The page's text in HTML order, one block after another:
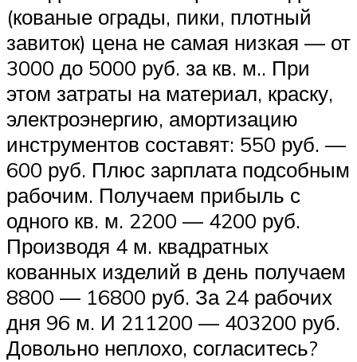
(кованые ограды, пики, плотный
завиток) цена не самая низкая — от
3000 до 5000 руб. за кв. м.. При
этом затраты на материал, краску,
электроэнергию, амортизацию
инструментов составят: 550 руб. —
600 руб. Плюс зарплата подсобным
рабочим. Получаем прибыль с
одного кв. м. 2200 — 4200 руб.
Производя 4 м. квадратных
кованных изделий в день получаем
8800 — 16800 руб. За 24 рабочих
дня 96 м. И 211200 — 403200 руб.
Довольно неплохо, согласитесь?